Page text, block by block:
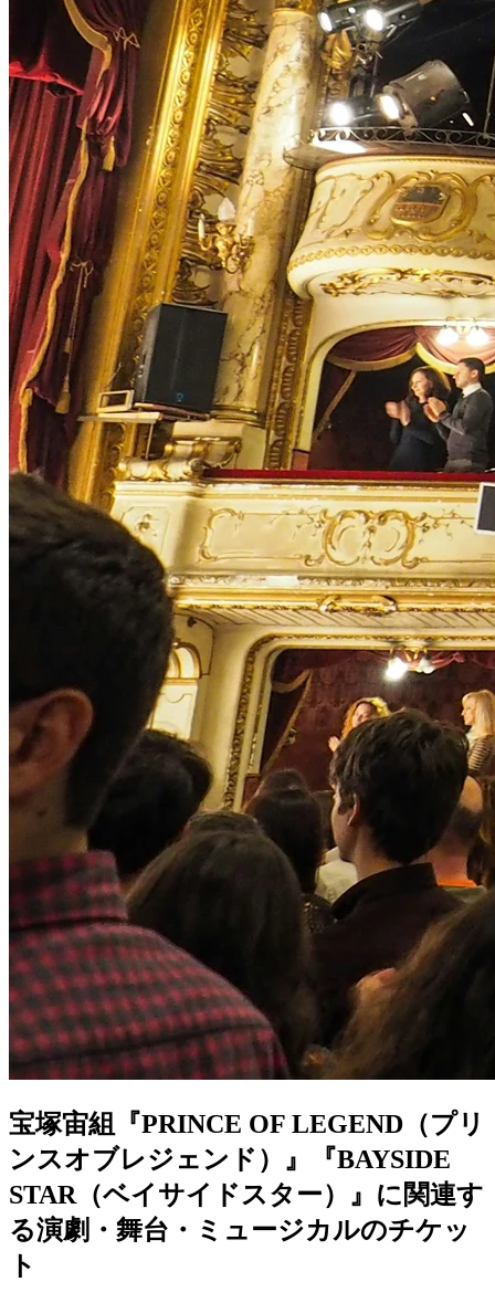
宝塚宙組『PRINCE OF LEGEND（プリ
ンスオブレジェンド）』『BAYSIDE
STAR（ベイサイドスター）』に関連す
る演劇・舞台・ミュージカルのチケッ
ト